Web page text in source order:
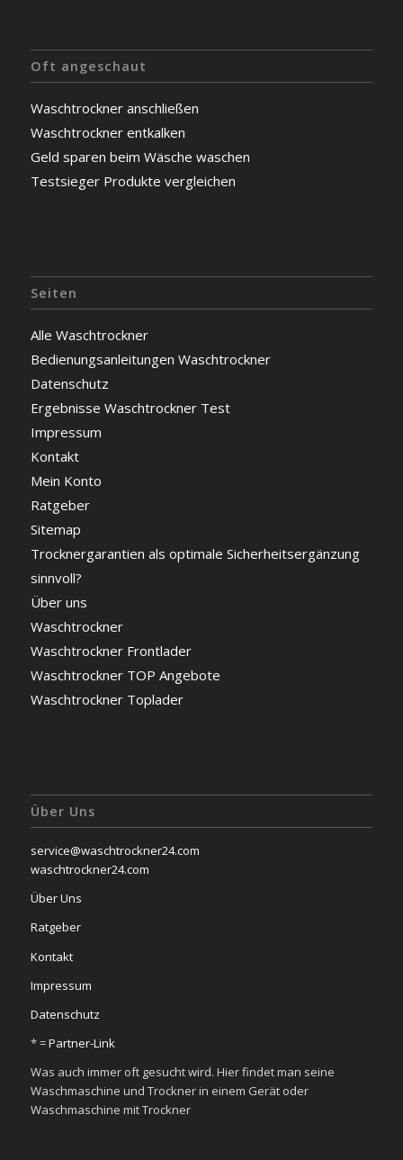
Oft angeschaut
Waschtrockner anschließen
Waschtrockner entkalken
Geld sparen beim Wäsche waschen
Testsieger Produkte vergleichen
Seiten
Alle Waschtrockner
Bedienungsanleitungen Waschtrockner
Datenschutz
Ergebnisse Waschtrockner Test
Impressum
Kontakt
Mein Konto
Ratgeber
Sitemap
Trocknergarantien als optimale Sicherheitsergänzung
sinnvoll?
Über uns
Waschtrockner
Waschtrockner Frontlader
Waschtrockner TOP Angebote
Waschtrockner Toplader
Über Uns
service@waschtrockner24.com
waschtrockner24.com
Über Uns
Ratgeber
Kontakt
Impressum
Datenschutz
* =Partner-Link
Was auch immer oft gesucht wird. Hier findet man seine
Waschmaschine und Trockner in einem Gerät oder
Waschmaschine mit Trockner